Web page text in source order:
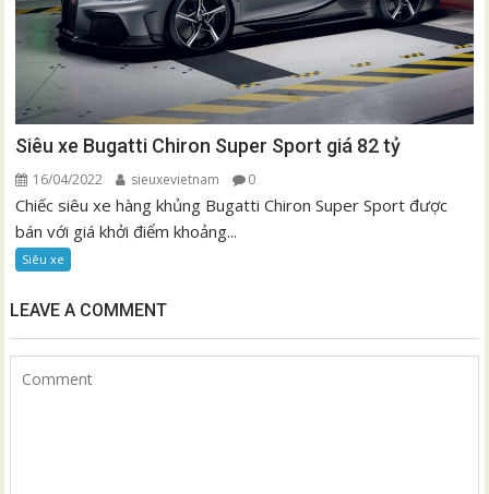
Siêu xe Bugatti Chiron Super Sport giá 82 tỷ
16/04/2022 sieuxevietnam 0
Chiếc siêu xe hàng khủng Bugatti Chiron Super Sport được
bán với giá khởi điểm khoảng...
Siêu xe
LEAVE A COMMENT